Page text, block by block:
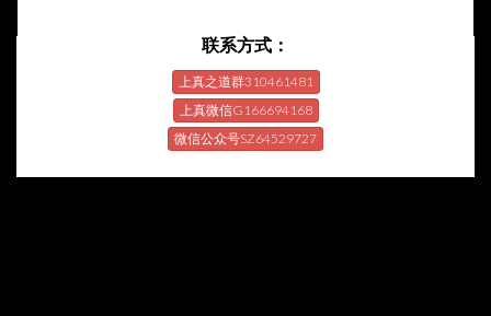
联系方式：
上真之道群310461481
上真微信G166694168
微信公众号SZ64529727